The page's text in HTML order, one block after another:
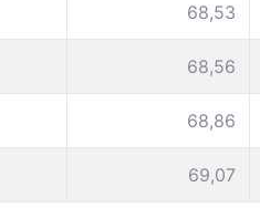
68,53
68,56
68,86
69,07